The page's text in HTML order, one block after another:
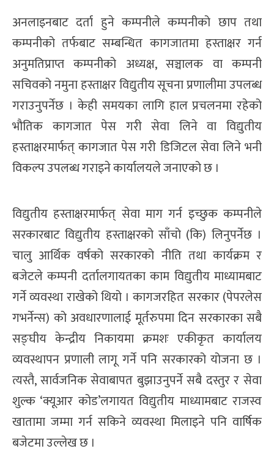
अनलाइनबाट दर्ता हुने कम्पनीले कम्पनीको छाप तथा
कम्पनीको तर्फबाट सम्बन्धित कागजातमा हस्ताक्षर गर्न
अनुमतिप्राप्त कम्पनीको अध्यक्ष, सञ्चालक वा कम्पनी
सचिवको नमुना हस्ताक्षर विद्युतीय सूचना प्रणालीमा उपलब्ध
गराउनुपर्नेछ । केही समयका लागि हाल प्रचलनमा रहेको
भौतिक कागजात पेस गरी सेवा लिने वा विद्युतीय
हस्ताक्षरमार्फत् कागजात पेस गरी डिजिटल सेवा लिने भनी
विकल्प उपलब्ध गराइने कार्यालयले जनाएको छ ।
विद्युतीय हस्ताक्षरमार्फत् सेवा माग गर्न इच्छुक कम्पनीले
सरकारबाट विद्युतीय हस्ताक्षरको साँचो (कि) लिनुपर्नेछ ।
चालु आर्थिक वर्षको सरकारको नीति तथा कार्यक्रम र
बजेटले कम्पनी दर्तालगायतका काम विद्युतीय माध्यामबाट
गर्ने व्यवस्था राखेको थियो । कागजरहित सरकार (पेपरलेस
गभर्नेन्स) को अवधारणालाई मूर्तरुपमा दिन सरकारका सबै
सङ्घीय केन्द्रीय निकायमा क्रमशः एकीकृत कार्यालय
व्यवस्थापन प्रणाली लागू गर्ने पनि सरकारको योजना छ ।
त्यस्तै, सार्वजनिक सेवाबापत बुझाउनुपर्ने सबै दस्तुर र सेवा
शुल्क ‘क्यूआर कोड’लगायत विद्युतीय माध्यामबाट राजस्व
खातामा जम्मा गर्न सकिने व्यवस्था मिलाइने पनि वार्षिक
बजेटमा उल्लेख छ ।